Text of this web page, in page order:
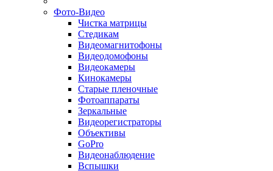
Фото-Видео
Чистка матрицы
Стедикам
Видеомагнитофоны
Видеодомофоны
Видеокамеры
Кинокамеры
Старые пленочные
Фотоаппараты
Зеркальные
Видеорегистраторы
Объективы
GoPro
Видеонаблюдение
Вспышки